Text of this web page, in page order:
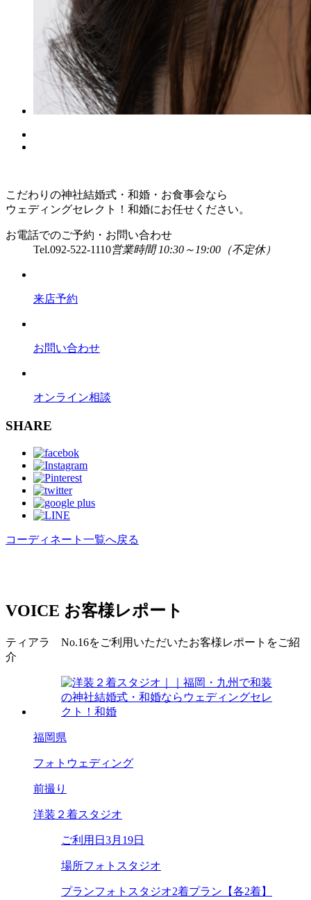
こだわりの神社結婚式・和婚・お食事会なら
ウェディングセレクト！和婚にお任せください。
お電話でのご予約・お問い合わせ
Tel.092-522-1110営業時間 10:30～19:00（不定休）
来店予約
お問い合わせ
オンライン相談
SHARE
コーディネート一覧へ戻る
VOICE お客様レポート
ティアラ No.16をご利用いただいたお客様レポートをご紹
介
福岡県
フォトウェディング
前撮り
洋装２着スタジオ
ご利用日 3月19日
場所フォトスタジオ
プランフォトスタジオ2着プラン【各2着】